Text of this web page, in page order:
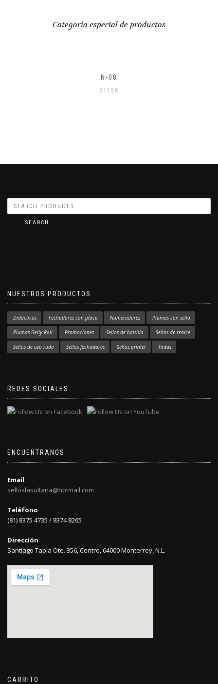
Categoría especial de productos
N-06
$ 876
SEARCH
NUESTROS PRODUCTOS
Didácticos Fechadores con placa Numeradores Plumas con sello
Plumas Gelly Roll Promociones Sellos de bolsillo Sellos de realce
Sellos de uso rudo Sellos fechadores Sellos printer Tintas
REDES SOCIALES
ENCUENTRANOS
Email
selloslasultana@hotmail.com
Teléfono
(81) 8375 4735 / 8374 8265
Dirección
Santiago Tapia Ote. 356, Centro, 64000 Monterrey, N.L.
CARRITO